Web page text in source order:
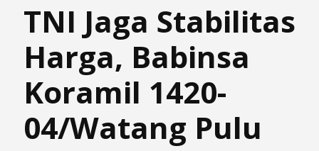
TNI Jaga Stabilitas
Harga, Babinsa
Koramil 1420-
04/Watang Pulu